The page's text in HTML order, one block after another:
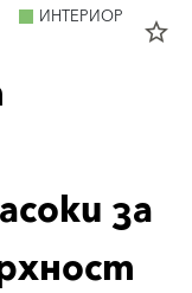
ИНТЕРИОР
star_border
за